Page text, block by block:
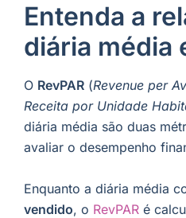
Entenda a
diária média
O RevPAR (Revenue per
Receita por Unidade
diária média são duas
avaliar o desempenho
Enquanto a diária média
vendido, o RevPAR é